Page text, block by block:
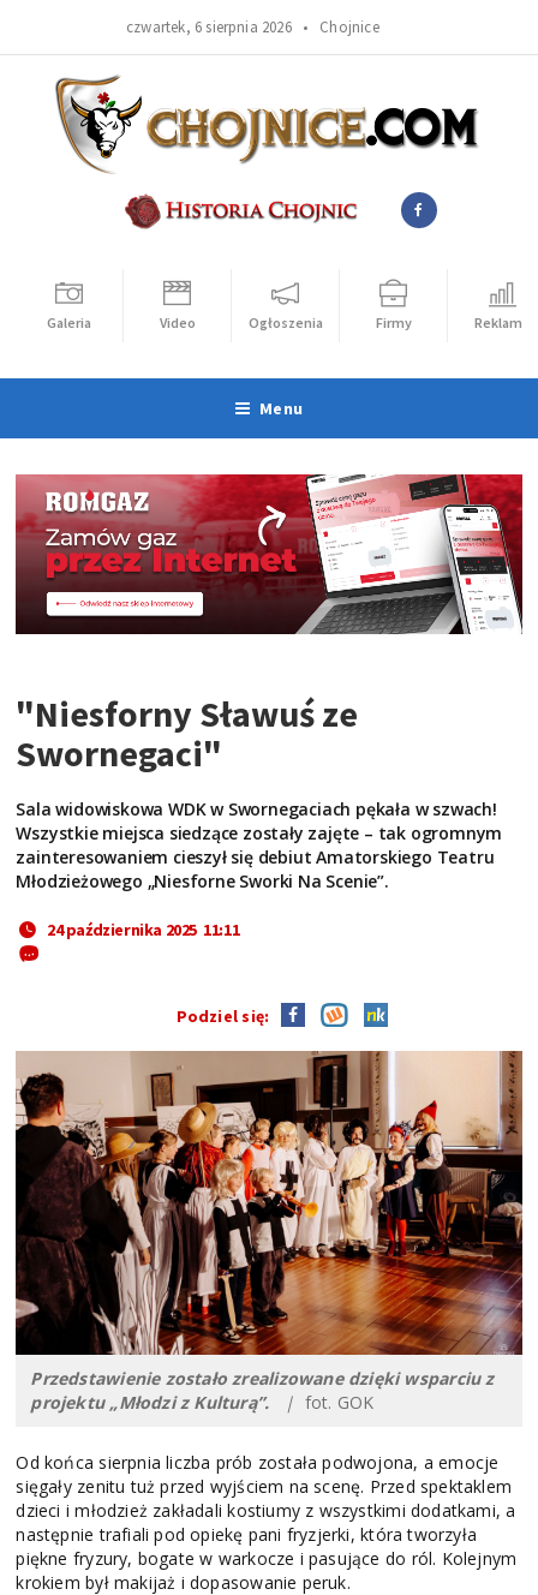
czwartek, 6 sierpnia 2026 • Chojnice
Galeria Video Ogłoszenia Firmy Reklama
Menu
"Niesforny Sławuś ze
Swornegaci"
Sala widowiskowa WDK w Swornegaciach pękała w szwach!
Wszystkie miejsca siedzące zostały zajęte – tak ogromnym
zainteresowaniem cieszył się debiut Amatorskiego Teatru
Młodzieżowego „Niesforne Sworki Na Scenie”.
24 października 2025 11:11
Podziel się:
Przedstawienie zostało zrealizowane dzięki wsparciu z
projektu „Młodzi z Kulturą”. | fot. GOK
Od końca sierpnia liczba prób została podwojona, a emocje
sięgały zenitu tuż przed wyjściem na scenę. Przed spektaklem
dzieci i młodzież zakładali kostiumy z wszystkimi dodatkami, a
następnie trafiali pod opiekę pani fryzjerki, która tworzyła
piękne fryzury, bogate w warkocze i pasujące do ról. Kolejnym
krokiem był makijaż i dopasowanie peruk.